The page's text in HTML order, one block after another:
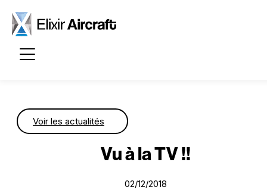
Passer au contenu principal
Voir les actualités
Vu à la TV !!
02/12/2018